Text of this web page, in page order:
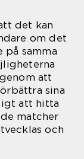
det kan
om det
samma
att
sina
att hitta
matcher
och